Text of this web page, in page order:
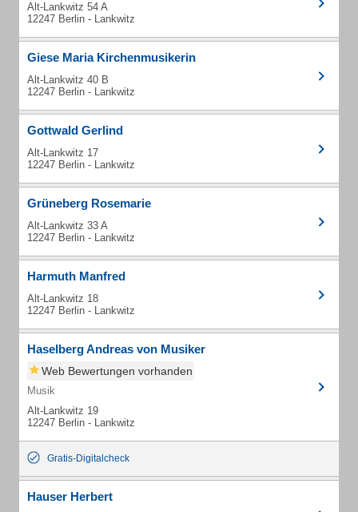
Alt-Lankwitz 54 A
12247 Berlin - Lankwitz
Giese Maria Kirchenmusikerin
Alt-Lankwitz 40 B
12247 Berlin - Lankwitz
Gottwald Gerlind
Alt-Lankwitz 17
12247 Berlin - Lankwitz
Grüneberg Rosemarie
Alt-Lankwitz 33 A
12247 Berlin - Lankwitz
Harmuth Manfred
Alt-Lankwitz 18
12247 Berlin - Lankwitz
Haselberg Andreas von Musiker
Web Bewertungen vorhanden
Musik
Alt-Lankwitz 19
12247 Berlin - Lankwitz
Gratis-Digitalcheck
Hauser Herbert